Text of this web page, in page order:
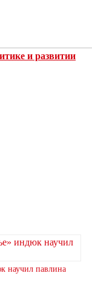
и развитии
научил павлина